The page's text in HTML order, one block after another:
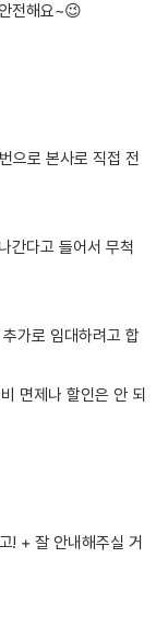
전해요~😉
으로 본사로 직접 전
간다고 들어서 무척
가로 임대하려고 합
면제나 할인은 안 되
! + 잘 안내해주실 거